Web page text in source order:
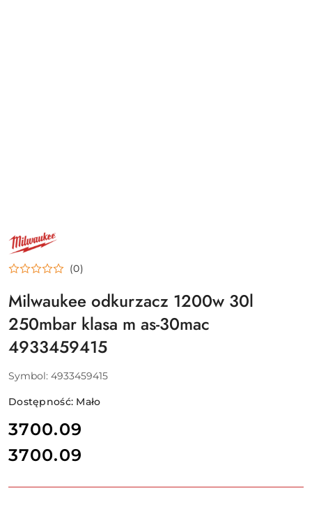
NAZWA
PRODUCENTA:
MILWAUKEE
(0)
Milwaukee odkurzacz 1200w 30l
250mbar klasa m as-30mac
4933459415
Symbol: 4933459415
Dostępność: Mało
cena:
3700.09
Cena:
3700.09